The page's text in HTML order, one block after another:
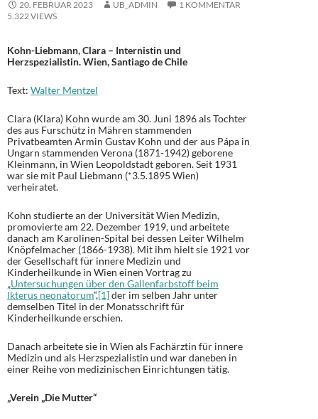
20. FEBRUAR 2023 UB_ADMIN
1 KOMMENTAR
5.322 VIEWS
Kohn-Liebmann, Clara – Internistin und
Herzspezialistin. Wien, Santiago de Chile
Text: Walter Mentzel
Clara (Klara) Kohn wurde am 30. Juni 1896 als Tochter
des aus Furschütz in Mähren stammenden
Privatbeamten Armin Gustav Kohn und der aus Pápa in
Ungarn stammenden Verona (1871-1942) geborene
Kleinmann, in Wien Leopoldstadt geboren. Seit 1931
war sie mit Paul Liebmann (*3.5.1895 Wien)
verheiratet.
Kohn studierte an der Universität Wien Medizin,
promovierte am 22. Dezember 1919, und arbeitete
danach am Karolinen-Spital bei dessen Leiter Wilhelm
Knöpfelmacher (1866-1938). Mit ihm hielt sie 1921 vor
der Gesellschaft für innere Medizin und
Kinderheilkunde in Wien einen Vortrag zu
„Untersuchungen über den Gallenfarbstoff beim
lkterus neonatorum“,[1]der im selben Jahr unter
demselben Titel in der Monatsschrift für
Kinderheilkunde erschien.
Danach arbeitete sie in Wien als Fachärztin für innere
Medizin und als Herzspezialistin und war daneben in
einer Reihe von medizinischen Einrichtungen tätig.
„Verein „Die Mutter“